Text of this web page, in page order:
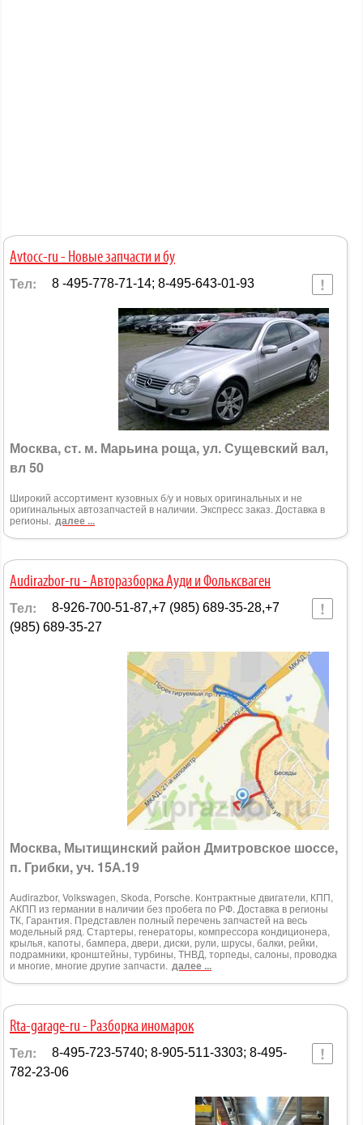
Avtocc-ru - Новые запчасти и бу
Тел: 8 -495-778-71-14; 8-495-643-01-93
Москва, ст. м. Марьина роща, ул. Сущевский вал,
вл 50
Широкий ассортимент кузовных б/у и новых оригинальных и не
оригинальных автозапчастей в наличии. Экспресс заказ. Доставка в
регионы. далее ...
Аudirazbor-ru - Авторазборка Ауди и Фольксваген
Тел:
8-926-700-51-87,+7 (985) 689-35-28,+7
(985) 689-35-27
Москва, Мытищинский район Дмитровское шоссе,
п. Грибки, уч. 15А.19
Audirazbor, Volkswagen, Skoda, Porsche. Контрактные двигатели, КПП,
АКПП из германии в наличии без пробега по РФ. Доставка в регионы
ТК, Гарантия. Представлен полный перечень запчастей на весь
модельный ряд. Стартеры, генераторы, компрессора кондиционера,
крылья, капоты, бампера, двери, диски, рули, шрусы, балки, рейки,
подрамники, кронштейны, турбины, ТНВД, торпеды, салоны, проводка
и многие, многие другие запчасти. далее ...
Rta-garage-ru - Разборка иномарок
Тел:
8-495-723-5740; 8-905-511-3303; 8-495-
782-23-06